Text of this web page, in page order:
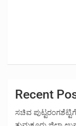
Recent
ಸಚಿವ